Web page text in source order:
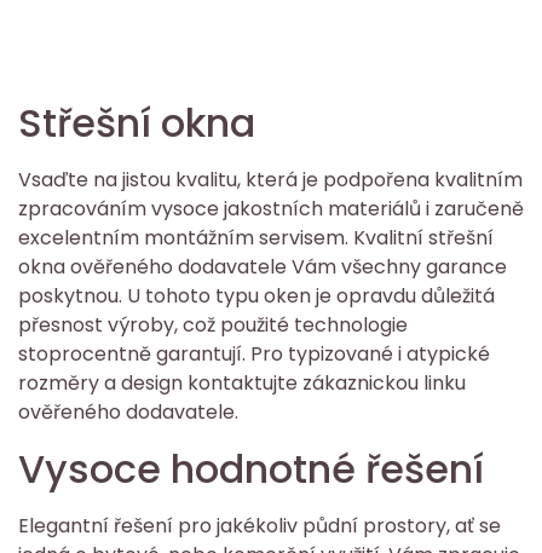
Střešní okna
Vsaďte na jistou kvalitu, která je podpořena kvalitním
zpracováním vysoce jakostních materiálů i zaručeně
excelentním montážním servisem. Kvalitnístřešní
oknaověřeného dodavatele Vám všechny garance
poskytnou. U tohoto typu oken je opravdu důležitá
přesnost výroby, což použité technologie
stoprocentně garantují. Pro typizované i atypické
rozměry a design kontaktujte zákaznickou linku
ověřeného dodavatele.
Vysoce hodnotné řešení
Elegantní řešení pro jakékoliv půdní prostory, ať se